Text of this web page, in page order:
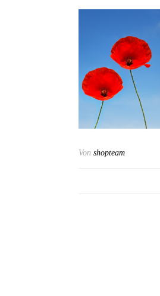
Von shopteam